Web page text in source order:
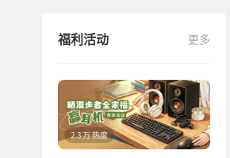
8
耳机声音一大一小
10 连接成功没声音
福利活动 更多
2.3 万 热度